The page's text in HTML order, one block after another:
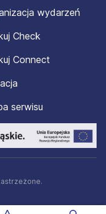
wydarzeń
Check
Connect
serwisu